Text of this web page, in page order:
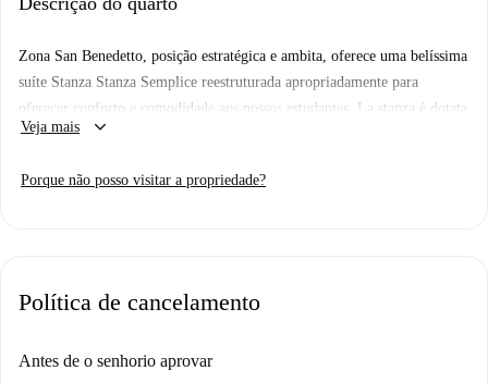
Zona San Benedetto, posição estratégica e ambita, oferece uma belíssima
suíte Stanza Stanza Semplice reestruturada apropriadamente para
oferecer conforto e comodidade aos nossos estudantes. La stanza è dotata
letto piazza e mezza, armadio 3 ante, scrivania, comodino, tendaggi,
aiutano nello studio.
Veja mais keyboard_arrow_down
Porque não posso visitar a propriedade?
Política de cancelamento
Antes de o senhorio aprovar